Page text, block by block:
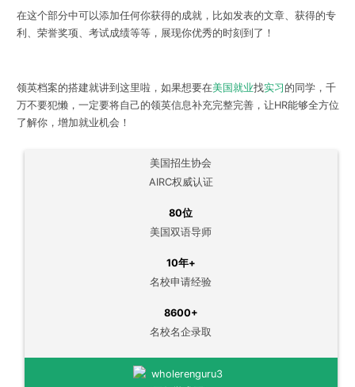
在这个部分中可以添加任何你获得的成就，比如发表的文章、获得的专
利、荣誉奖项、考试成绩等等，展现你优秀的时刻到了！
领英档案的搭建就讲到这里啦，如果想要在美国就业找实习 的同学，千
万不要犯懒，一定要将自己的领英信息补充完整完善，让HR能够全方位
了解你，增加就业机会！
美国招生协会
AIRC权威认证
80位
美国双语导师
10年+
名校申请经验
8600+
名校名企录取